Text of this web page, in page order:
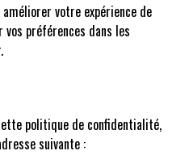
votre expérience de
vos préférences dans les
politique de confidentialité,
suivante :